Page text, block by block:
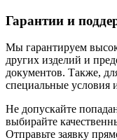
Гарантии и
Мы гарантируем
других изделий и
документов. Также,
специальные условия
Не допускайте
выбирайте
Отправьте заявку